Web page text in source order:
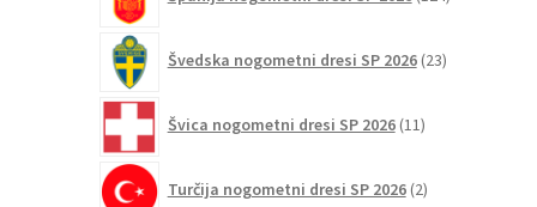
izdelkov
Švedska nogometni dresi SP 2026 23izdelkov
Švica nogometni dresi SP 2026 11izdelkov
Turčija nogometni dresi SP 2026 2izdelka